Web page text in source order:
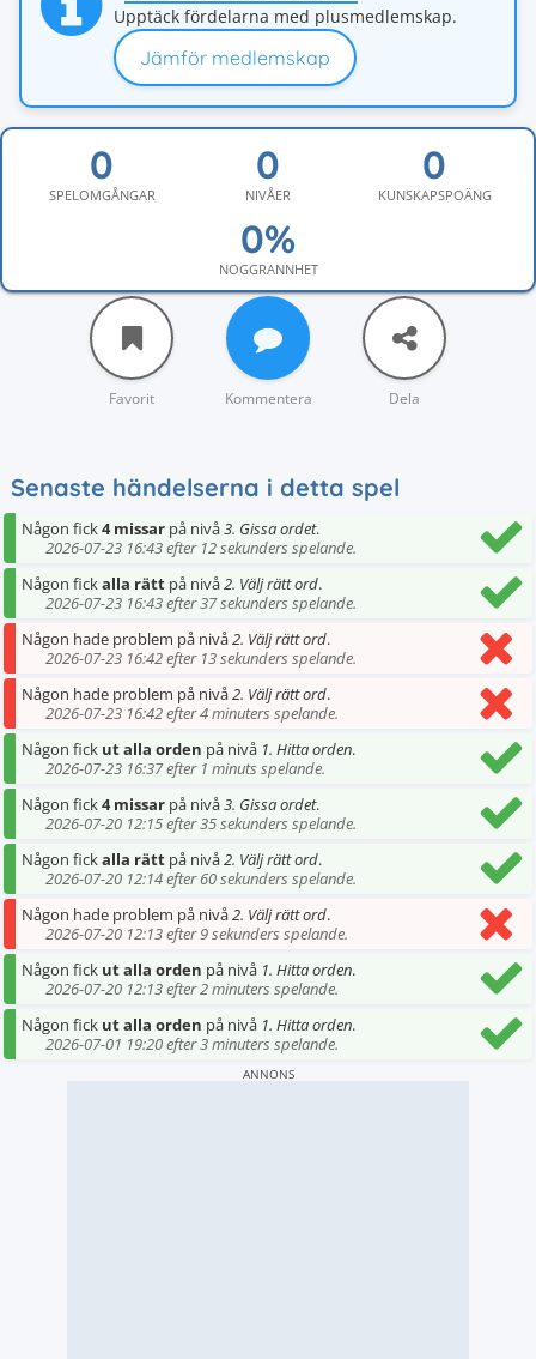
Upptäck fördelarna med plusmedlemskap.
Jämför medlemskap
SPELOMGÅNGAR NIVÅER KUNSKAPSPOÄNG
NOGGRANNHET
Favorit Kommentera Dela
Senaste händelserna i detta spel
Någon fick4 missar på nivå3. Gissa ordet.
2026-07-23 16:43 efter 12 sekunders spelande.
Någon fickalla rätt på nivå2. Välj rätt ord.
2026-07-23 16:43 efter 37 sekunders spelande.
Någon hade problem på nivå2. Välj rätt ord.
2026-07-23 16:42 efter 13 sekunders spelande.
Någon hade problem på nivå2. Välj rätt ord.
2026-07-23 16:42 efter 4 minuters spelande.
Någon fick ut alla orden på nivå 1. Hitta orden.
2026-07-23 16:37 efter 1 minuts spelande.
Någon fick4 missar på nivå3. Gissa ordet.
2026-07-20 12:15 efter 35 sekunders spelande.
Någon fickalla rätt på nivå2. Välj rätt ord.
2026-07-20 12:14 efter 60 sekunders spelande.
Någon hade problem på nivå2. Välj rätt ord.
2026-07-20 12:13 efter 9 sekunders spelande.
Någon fick ut alla orden på nivå 1. Hitta orden.
2026-07-20 12:13 efter 2 minuters spelande.
Någon fick ut alla orden på nivå 1. Hitta orden.
2026-07-01 19:20 efter 3 minuters spelande.
ANNONS